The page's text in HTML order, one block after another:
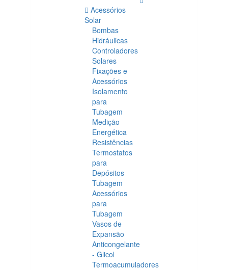
Acessórios
Solar
Bombas
Hidráulicas
Controladores
Solares
Fixações e
Acessórios
Isolamento
para
Tubagem
Medição
Energética
Resistências
Termostatos
para
Depósitos
Tubagem
Acessórios
para
Tubagem
Vasos de
Expansão
Anticongelante
- Glicol
Termoacumuladores